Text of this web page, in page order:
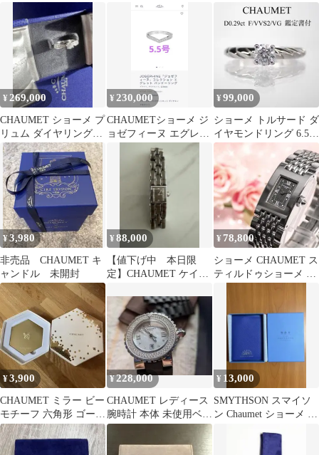
ローゴールド ペンダン
ス 【中古】
イラブ 52号
¥ 269,000
CHAUMET ショーメ プ
リュム ダイヤリング
Pt950 0.34ct
¥ 230,000
CHAUMETショーメ ジ
ョゼフィーヌ エグレッ
ト pt950 リング 5.5号
¥99,000
ショーメ トルサード ダ
イヤモンドリング 6.5号
プラチナ Chaumet
¥3,980
非売品 CHAUMET キ
ャンドル 未開封
¥88,000
【値下げ中 本日限
定】CHAUMET ケイシ
¥ 78,800
ショーメ CHAUMET ス
ティルドゥショーメ レ
¥3,900
CHAUMET ミラー ビー
モチーフ 六角形 ゴール
ド 手鏡
¥228,000
CHAUMET レディース
腕時計 本体 未使用ベル
ト ケース
¥ 13,000
SMYTHSON スマイソ
ン Chaumet ショーメ パ